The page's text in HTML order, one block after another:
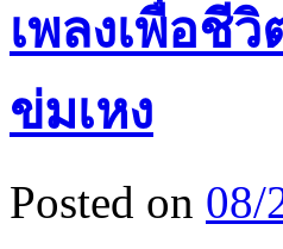
เพลงเพื่อชี
ข่มเหง
Posted on 08/